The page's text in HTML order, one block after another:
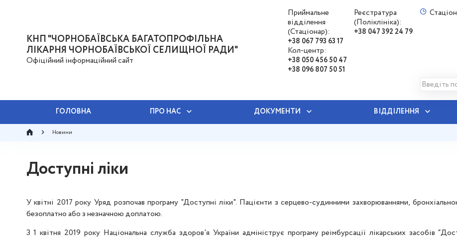
КНП "ЧОРНОБАЇВСЬКА БАГАТОПРОФІЛЬНА
ЛІКАРНЯ ЧОРНОБАЇВСЬКОЇ СЕЛИЩНОЇ РАДИ"
Офіційний інформаційний сайт
Приймальне
відділення
(Стаціонар):
+38 067 793 63 17
Реєстратура
(Поліклініка):
+38 047 392 24 79
Кол-центр:
+38 050 456 50 47
+38 096 807 50 51
ГОЛОВНА ПРО НАС ДОКУМЕНТИ ВІДДІЛЕННЯ
Новини
Доступні ліки
У квітні 2017 року Уряд розпочав програму "Доступні ліки". Пацієнти з серцево-судинними захворюваннями,
безоплатно або з незначною доплатою.
З 1 квітня 2019 року Національна служба здоров'я України адмініструє програму реімбурсації лікарських засобів